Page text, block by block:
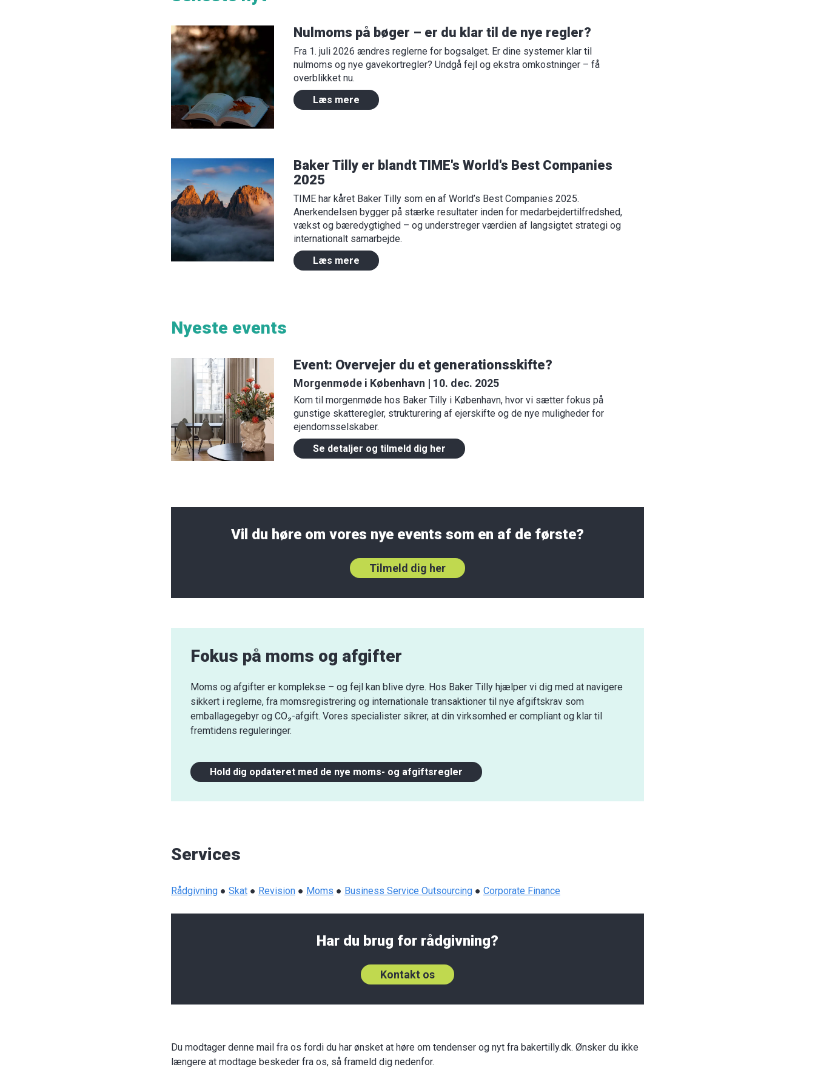
Nulmoms på bøger – er du klar til de nye regler?
Fra 1. juli 2026 ændres reglerne for bogsalget. Er dine systemer klar til
nulmoms og nye gavekortregler? Undgå fejl og ekstra omkostninger – få
overblikket nu.
Læs mere
Baker Tilly er blandt TIME's World's Best Companies
2025
TIME har kåret Baker Tilly som en af World’s Best Companies 2025.
Anerkendelsen bygger på stærke resultater inden for medarbejdertilfredshed,
vækst og bæredygtighed – og understreger værdien af langsigtet strategi og
internationalt samarbejde.
Læs mere
Nyeste events
Event: Overvejer du et generationsskifte?
Morgenmøde i København | 10. dec. 2025
Kom til morgenmøde hos Baker Tilly i København, hvor vi sætter fokus på
gunstige skatteregler, strukturering af ejerskifte og de nye muligheder for
ejendomsselskaber.
Se detaljer og tilmeld dig her
Vil du høre om vores nye events som en af de første?
Tilmeld dig her
Fokus på moms og afgifter
Moms og afgifter er komplekse – og fejl kan blive dyre. Hos Baker Tilly hjælper vi dig med at navigere
sikkert i reglerne, fra momsregistrering og internationale transaktioner til nye afgiftskrav som
emballagegebyr og CO₂-afgift. Vores specialister sikrer, at din virksomhed er compliant og klar til
fremtidens reguleringer.
Hold dig opdateret med de nye moms- og afgiftsregler
Services
Rådgivning ● Skat ● Revision ● Moms ● Business Service Outsourcing ● Corporate Finance
Har du brug for rådgivning?
Kontakt os
Du modtager denne mail fra os fordi du har ønsket at høre om tendenser og nyt fra bakertilly.dk. Ønsker du ikke
længere at modtage beskeder fra os, så frameld dig nedenfor.